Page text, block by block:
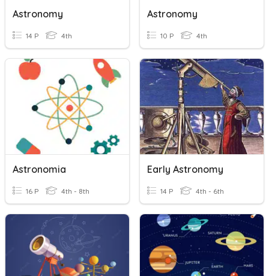
Astronomy
14 P 4th
Astronomy
10 P 4th
Astronomia
16 P 4th - 8th
Early Astronomy
14 P 4th - 6th